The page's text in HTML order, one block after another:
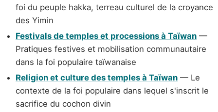
foi du peuple hakka, terreau culturel de la croyance
des Yimin
Festivals de temples et processions à Taïwan —
Pratiques festives et mobilisation communautaire
dans la foi populaire taïwanaise
Religion et culture des temples à Taïwan — Le
contexte de la foi populaire dans lequel s'inscrit le
sacrifice du cochon divin